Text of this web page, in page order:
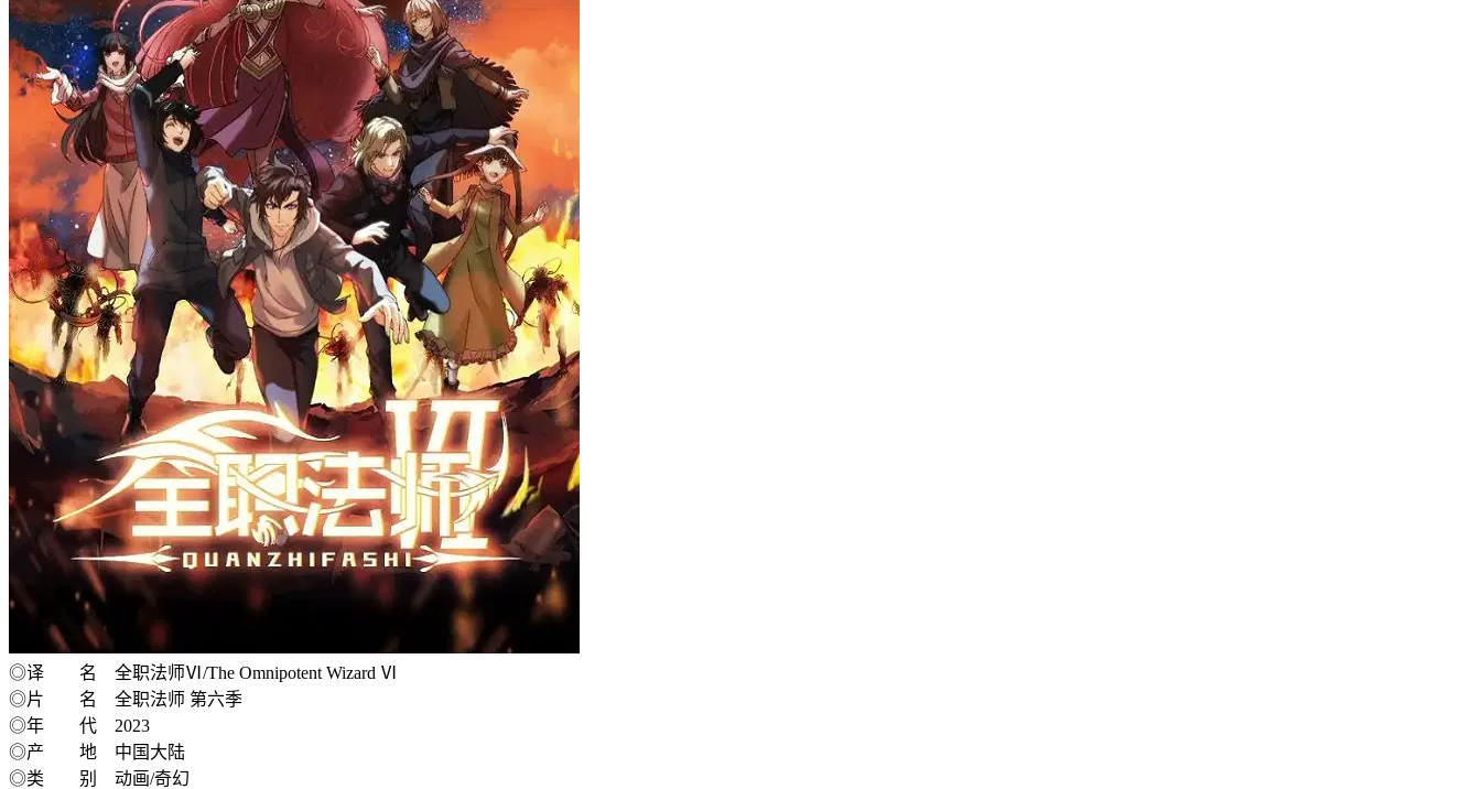
◎译 名 全职法师Ⅵ/The Omnipotent Wizard Ⅵ
◎片 名 全职法师 第六季
◎年 代 2023
◎产 地 中国大陆
◎类 别 动画/奇幻